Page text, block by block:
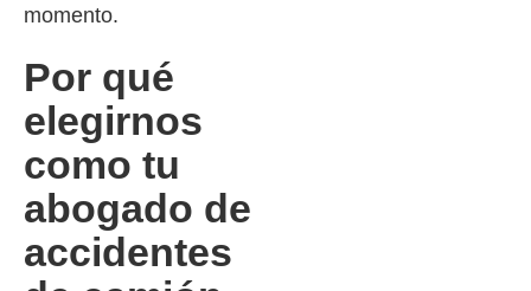
momento.
Por qué
elegirnos
como tu
abogado de
accidentes